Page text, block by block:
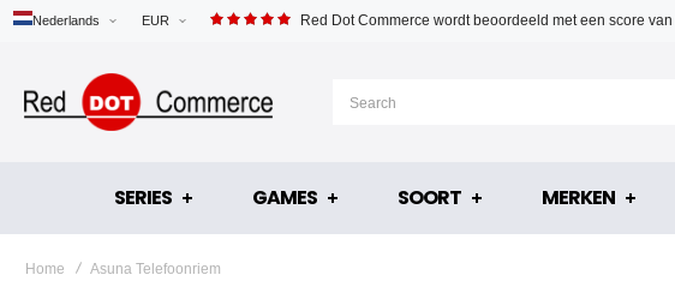
EUR
Nederlands Red Dot Commerce wordt beoordeeld met een score van
SERIES GAMES SOORT MERKEN
Home Asuna Telefoonriem